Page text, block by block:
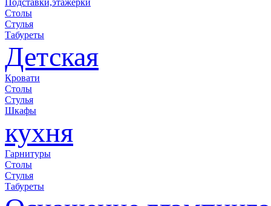
Столы
Стулья
Табуреты
Детская
Кровати
Столы
Стулья
Шкафы
кухня
Гарнитуры
Столы
Стулья
Табуреты